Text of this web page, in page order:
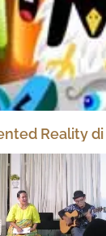
Reality